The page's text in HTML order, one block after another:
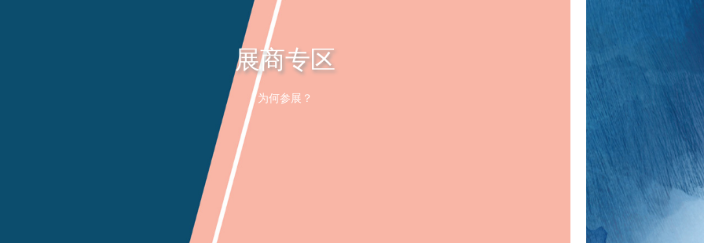
展商专区
为何参展？